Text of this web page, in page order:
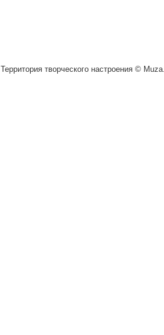
Территория творческого настроения ©